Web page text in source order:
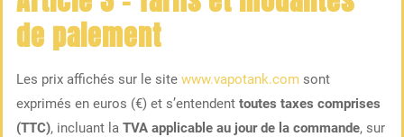
de paiement
Les prix affichés sur le site www.vapotank.com sont
exprimés en euros (€) et s’entendent toutes taxes comprises
(TTC), incluant la TVA applicable au jour de la commande, sur